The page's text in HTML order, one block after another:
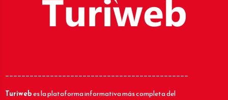
_____________________________________________
Turiwebes la plataforma informativa más completa del